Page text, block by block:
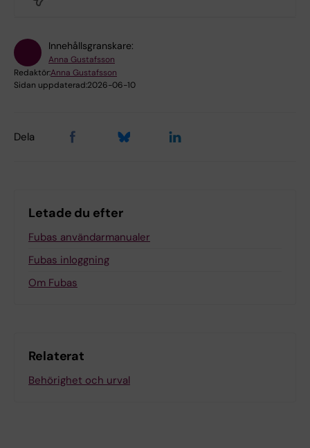
Innehållsgranskare:
Anna Gustafsson
Redaktör:Anna Gustafsson
Sidan uppdaterad:2026-06-10
Dela
Letade du efter
Fubas användarmanualer
Fubas inloggning
Om Fubas
Relaterat
Behörighet och urval